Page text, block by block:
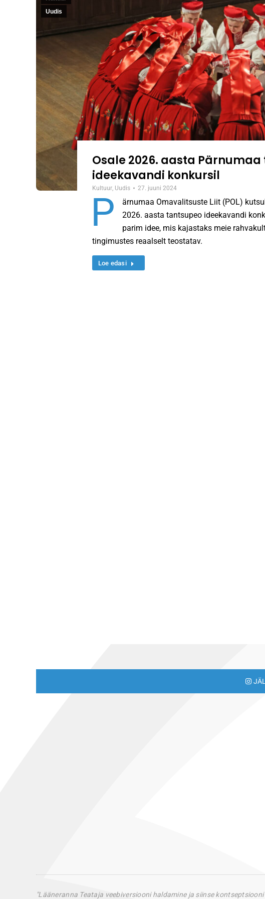
Uudis
Osale 2026. aasta
ideekavandi konkursil
Kultuur, Uudis 27. juuni 2024
P
ärnumaa Omavalitsuste Liit (POL)
2026. aasta tantsupeo ideekavandi
parim idee, mis kajastaks meie
tingimustes reaalselt teostatav.
Loe edasi
"Lääneranna Teataja veebiversiooni haldamine ja siinse